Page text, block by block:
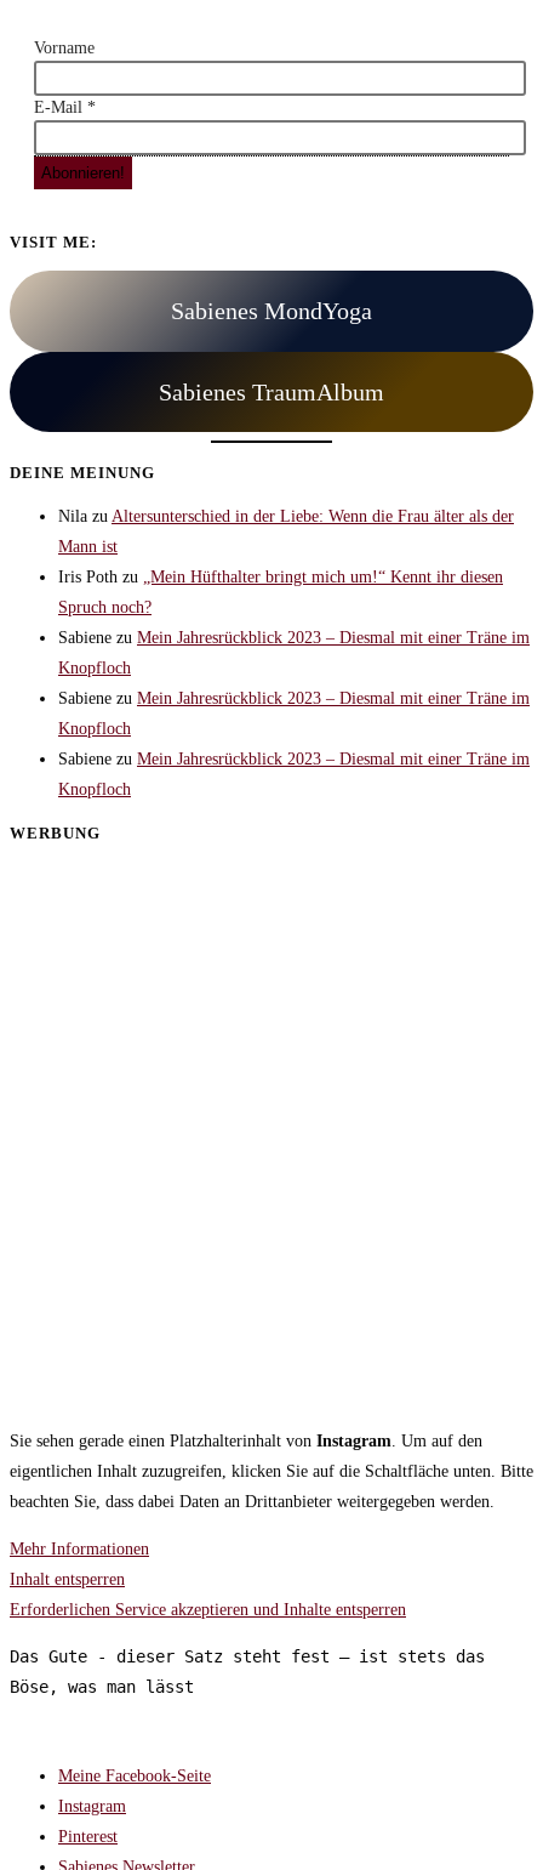
Vorname
E-Mail *
VISIT ME:
Sabienes MondYoga
Sabienes TraumAlbum
DEINE MEINUNG
Nila zu Altersunterschied in der Liebe: Wenn die Frau älter als der
Mann ist
Iris Poth zu
„Mein Hüfthalter bringt mich um!“ Kennt ihr diesen
Spruch noch?
Sabiene zu Mein Jahresrückblick 2023 – Diesmal mit einer Träne im
Knopfloch
Sabiene zu Mein Jahresrückblick 2023 – Diesmal mit einer Träne im
Knopfloch
Sabiene zu Mein Jahresrückblick 2023 – Diesmal mit einer Träne im
Knopfloch
WERBUNG
Sie sehen gerade einen Platzhalterinhalt von Instagram. Um auf den
eigentlichen Inhalt zuzugreifen, klicken Sie auf die Schaltfläche unten. Bitte
beachten Sie, dass dabei Daten an Drittanbieter weitergegeben werden.
Mehr Informationen
Inhalt entsperren
Erforderlichen Service akzeptieren und Inhalte entsperren
Das Gute - dieser Satz steht fest – ist stets das
Böse, was man lässt
Meine Facebook-Seite
Instagram
Pinterest